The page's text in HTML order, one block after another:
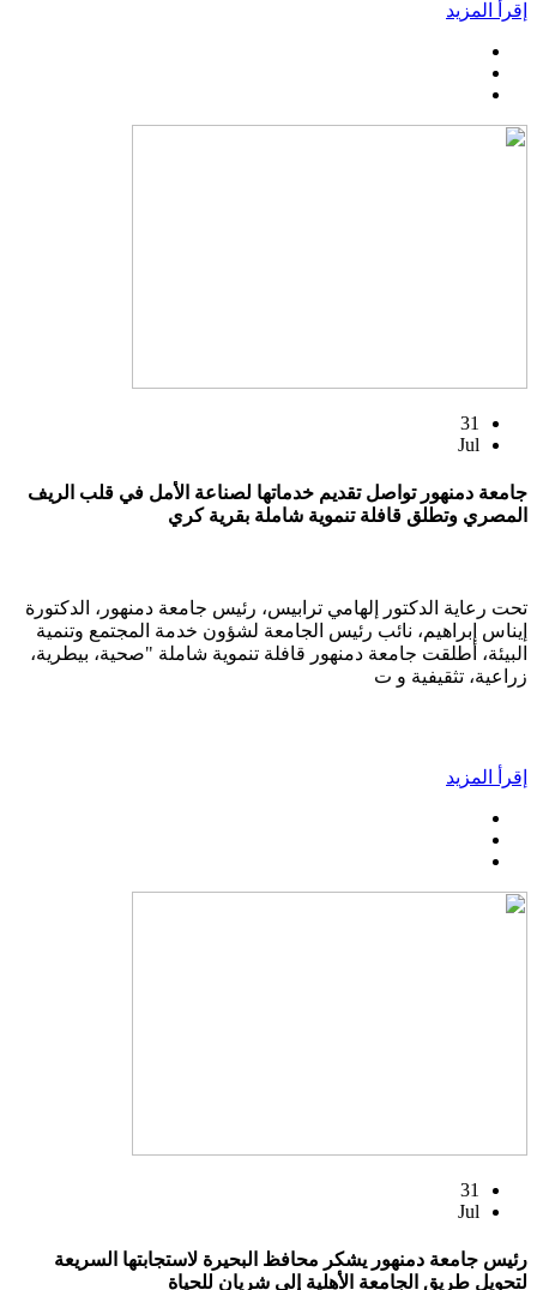
إقرأ المزيد
31
Jul
جامعة دمنهور تواصل تقديم خدماتها لصناعة الأمل في قلب الريف
المصري وتطلق قافلة تنموية شاملة بقرية كري
تحت رعاية الدكتور إلهامي ترابيس، رئيس جامعة دمنهور، الدكتورة
إيناس إبراهيم، نائب رئيس الجامعة لشؤون خدمة المجتمع وتنمية
البيئة، أطلقت جامعة دمنهور قافلة تنموية شاملة "صحية، بيطرية،
زراعية، تثقيفية و ت
إقرأ المزيد
31
Jul
رئيس جامعة دمنهور يشكر محافظ البحيرة لاستجابتها السريعة
لتحويل طريق الجامعة الأهلية إلى شريان للحياة